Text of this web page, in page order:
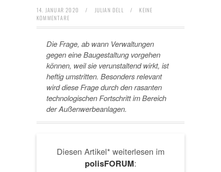
14. JANUAR 2020 / JULIAN DELL /
KEINE
KOMMENTARE
Die Frage, ab wann Verwaltungen
gegen eine Baugestaltung vorgehen
können, weil sie verunstaltend wirkt, ist
heftig umstritten. Besonders relevant
wird diese Frage durch den rasanten
technologischen Fortschritt im Bereich
der Außenwerbeanlagen.
Diesen Artikel* weiterlesen im
polisFORUM: